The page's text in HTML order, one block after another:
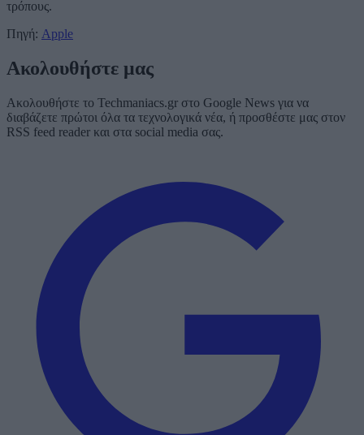
τρόπους.
Πηγή: Apple
Ακολουθήστε μας
Ακολουθήστε το Techmaniacs.gr στο Google News για να
διαβάζετε πρώτοι όλα τα τεχνολογικά νέα, ή προσθέστε μας στον
RSS feed reader και στα social media σας.